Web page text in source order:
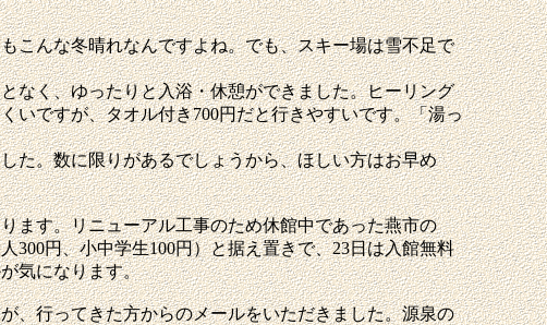
んな冬晴れなんですよね。でも、スキー場は雪不足で
なく、ゆったりと入浴・休憩ができました。ヒーリング
いですが、タオル付き700円だと行きやすいです。「湯っ
た。数に限りがあるでしょうから、ほしい方はお早め
す。リニューアル工事のため休館中であった燕市の
300円、小中学生100円）と据え置きで、23日は入館無料
気になります。
行ってきた方からのメールをいただきました。源泉の